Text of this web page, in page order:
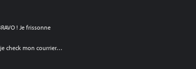
! Je frissonne
check mon courrier…